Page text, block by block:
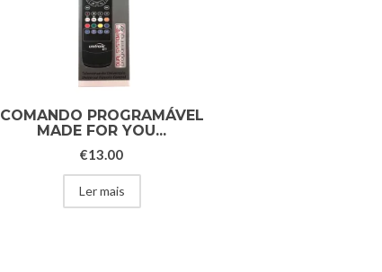
COMANDO PROGRAMÁVEL
MADE FOR YOU...
€13.00
Ler mais